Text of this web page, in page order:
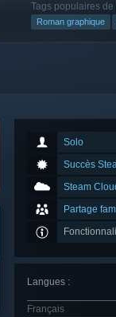
Tags populaires
Roman graphique
Solo
Succès
Steam
Partage
Langues :
Français